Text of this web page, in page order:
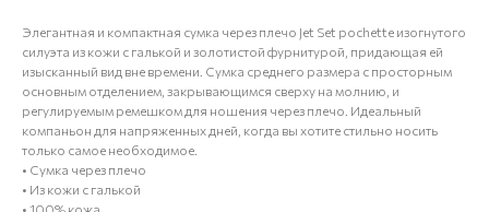
Элегантная и компактная сумка через плечо Jet Set pochette изогнутого
силуэта из кожи с галькой и золотистой фурнитурой, придающая ей
изысканный вид вне времени. Сумка среднего размера с просторным
основным отделением, закрывающимся сверху на молнию, и
регулируемым ремешком для ношения через плечо. Идеальный
компаньон для напряженных дней, когда вы хотите стильно носить
только самое необходимое.
• Сумка через плечо
• Из кожи с галькой
• 100% кожа